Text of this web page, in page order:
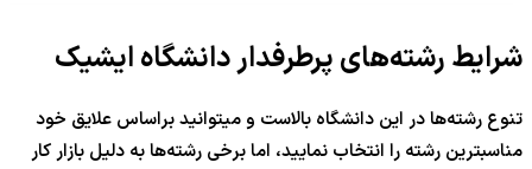
شرایط رشته‌های پرطرفدار دانشگاه ایشیک
تنوع رشته‌ها در این دانشگاه بالاست و میتوانید براساس علایق خود
مناسبترین رشته را انتخاب نمایید، اما برخی رشته‌ها به دلیل بازار کار